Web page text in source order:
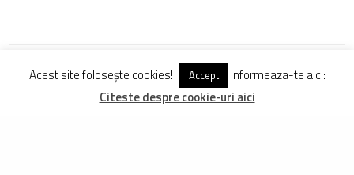
DISTRIBUIE TWEET PIN
Acest site folosește cookies! Accept
Informeaza-te aici:
Citeste despre cookie-uri aici